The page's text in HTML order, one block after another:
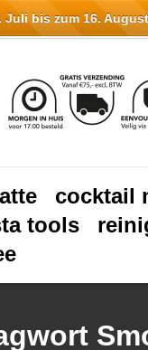
cocktail
tools
bis zum 16.